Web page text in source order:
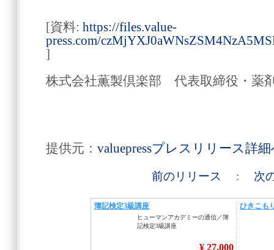
[資料: https://files.value-
press.com/
]
株式会社薫製倶楽部 代表取締役・
提供元： valuepressプレスリリース詳
前のリリース : 次